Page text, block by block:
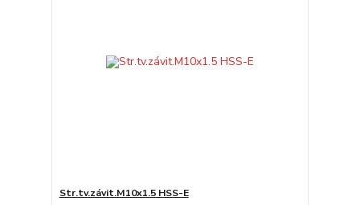
Str.tv.závit.M10x1.5 HSS-E